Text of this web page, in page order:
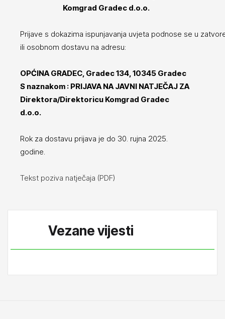
Komgrad Gradec d.o.o.
Prijave s dokazima ispunjavanja uvjeta podnose se u
ili osobnom dostavu na adresu:
OPĆINA GRADEC, Gradec 134, 10345 Gradec
S naznakom : PRIJAVA NA JAVNI NATJEČAJ ZA
Direktora/Direktoricu Komgrad Gradec
d.o.o.
Rok za dostavu prijava je do 30. rujna 2025.
godine.
Tekst poziva natječaja (PDF)
Vezane vijesti